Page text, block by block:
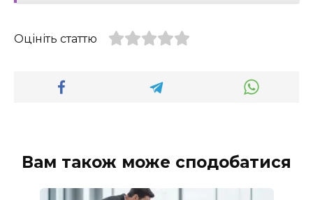
Оцініть статтю
Вам також може сподобатися